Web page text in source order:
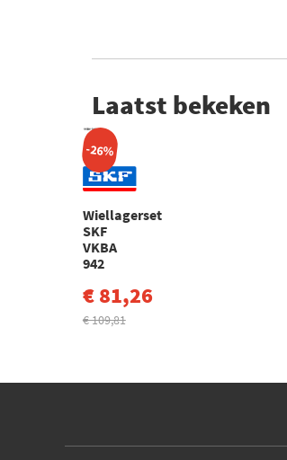
Laatst bekeken
-26%
Wiellagerset
SKF
VKBA
942
€ 81,26
€ 109,81